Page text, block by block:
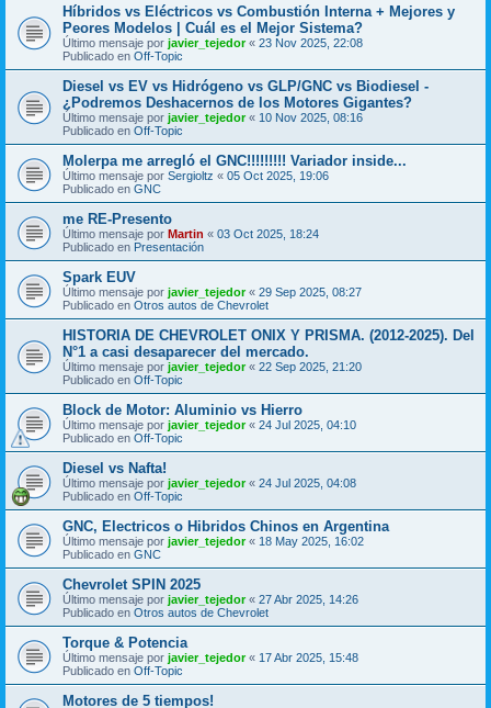
Híbridos vs Eléctricos vs Combustión Interna + Mejores y
Peores Modelos | Cuál es el Mejor Sistema?
Último mensaje por javier_tejedor« 23 Nov 2025, 22:08
Publicado en Off-Topic
Diesel vs EV vs Hidrógeno vs GLP/GNC vs Biodiesel -
¿Podremos Deshacernos de los Motores Gigantes?
Último mensaje por javier_tejedor« 10 Nov 2025, 08:16
Publicado en Off-Topic
Molerpa me arregló el GNC!!!!!!!!! Variador inside...
Último mensaje por Sergioltz « 05 Oct 2025, 19:06
Publicado en GNC
me RE-Presento
Último mensaje por Martin « 03 Oct 2025, 18:24
Publicado en Presentación
Spark EUV
Último mensaje por javier_tejedor« 29 Sep 2025, 08:27
Publicado en Otros autos de Chevrolet
HISTORIA DE CHEVROLET ONIX Y PRISMA. (2012-2025). Del
N°1 a casi desaparecer del mercado.
Último mensaje por javier_tejedor« 22 Sep 2025, 21:20
Publicado en Off-Topic
Block de Motor: Aluminio vs Hierro
Último mensaje por javier_tejedor« 24 Jul 2025, 04:10
Publicado en Off-Topic
Diesel vs Nafta!
Último mensaje por javier_tejedor« 24 Jul 2025, 04:08
Publicado en Off-Topic
GNC, Electricos o Hibridos Chinos en Argentina
Último mensaje por javier_tejedor« 18 May 2025, 16:02
Publicado en GNC
Chevrolet SPIN 2025
Último mensaje por javier_tejedor« 27 Abr 2025, 14:26
Publicado en Otros autos de Chevrolet
Torque & Potencia
Último mensaje por javier_tejedor« 17 Abr 2025, 15:48
Publicado en Off-Topic
Motores de 5 tiempos!